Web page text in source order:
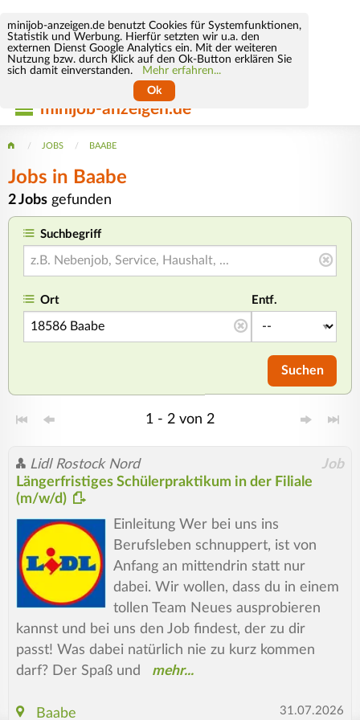
minijob-anzeigen.de benutzt Cookies für Systemfunktionen,
Statistik und Werbung. Hierfür setzten wir u.a. den
externen Dienst Google Analytics ein. Mit der weiteren
Nutzung bzw. durch Klick auf den Ok-Button erklären Sie
sich damit einverstanden.
Mehr erfahren...
Ok
minijob-anzeigen.de
JOBS BAABE
Jobs in Baabe
2 Jobs gefunden
Suchbegriff
Ort Entf.
Suchen
1 - 2 von 2
Lidl Rostock Nord Job
Längerfristiges Schülerpraktikum in der Filiale
(m/w/d)
Einleitung Wer bei uns ins
Berufsleben schnuppert, ist von
Anfang an mittendrin statt nur
dabei. Wir wollen, dass du in einem
tollen Team Neues ausprobieren
kannst und bei uns den Job findest, der zu dir
passt! Was dabei natürlich nie zu kurz kommen
darf? Der Spaß und
Baabe 31.07.2026